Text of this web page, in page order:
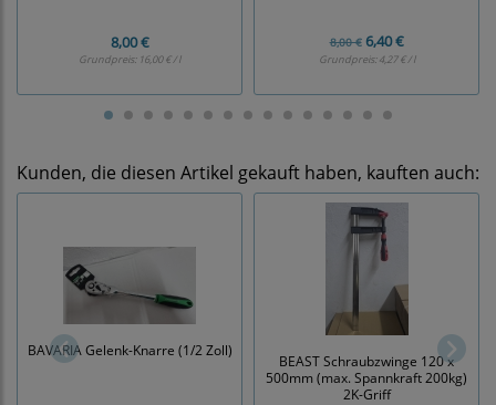
8,00 €
Grundpreis: 16,00 € / l
8,00 €6,40 €
Grundpreis:4,27 € / l
Kunden, die diesen Artikel gekauft haben, kauften auch:
BAVARIA Gelenk-Knarre (1/2 Zoll)
BEAST Schraubzwinge 120 x
500mm (max. Spannkraft 200kg)
2K-Griff